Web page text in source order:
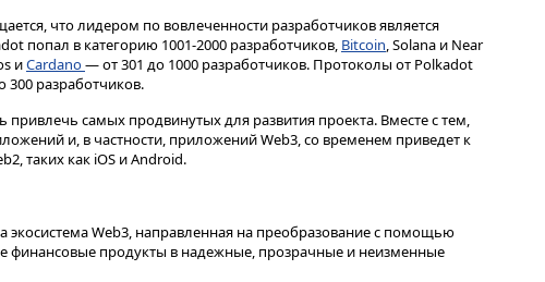
что лидером по вовлеченности разработчиков является
попал в категорию 1001-2000 разработчиков, Bitcoin, Solana и Near
иCardano— от 301 до 1000 разработчиков. Протоколы от Polkadot
разработчиков.
привлечь самых продвинутых для развития проекта. Вместе с тем,
и, в частности, приложений Web3, со временем приведет к
таких как iOS и Android.
Web3, направленная на преобразование с помощью
финансовые продукты в надежные, прозрачные и неизменные